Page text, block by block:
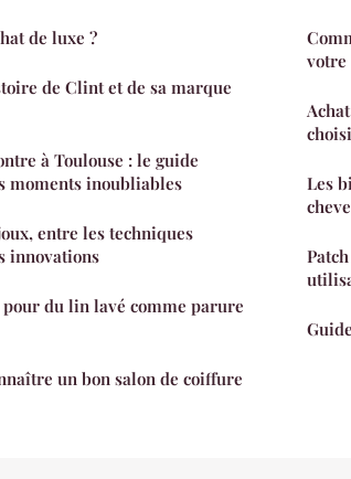
de luxe ?
de Clint et de sa marque
à Toulouse : le guide
moments inoubliables
entre les techniques
innovations
du lin lavé comme parure
un bon salon de coiffure
votre
Les